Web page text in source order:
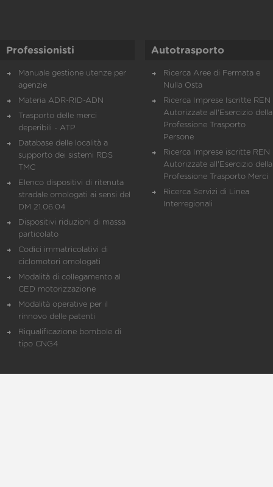
Professionisti
Manuale gestione utenze per
agenzie
Materia ADR-RID-ADN
Trasporto delle merci
deperibili - ATP
Database delle località a
supporto dei sistemi RDS
TMC
Elenco dispositivi di ritenuta
stradale omologati ai sensi del
DM 21.06.04
Dispositivi riduzioni di massa
particolato
Codici immatricolativi di
ciclomotori omologati
Modalità di collegamento al
CED motorizzazione
Modalità operative per il
rinnovo delle patenti
Riqualificazione bombole di
tipo CNG4
Autotrasporto
Ricerca Aree di Fermata e
Nulla Osta
Ricerca Imprese Iscritte REN
Autorizzate all'Esercizio della
Professione Trasporto
Persone
Ricerca Imprese iscritte REN
Autorizzate all'Esercizio della
Professione Trasporto Merci
Ricerca Servizi di Linea
Interregionali